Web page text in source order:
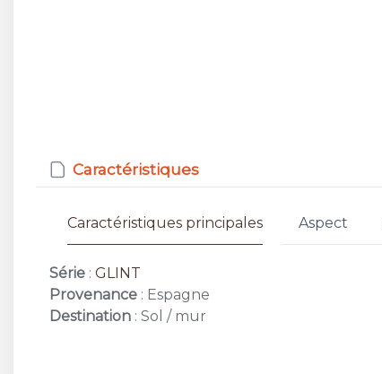
Caractéristiques
Caractéristiques principales Aspect
Série : GLINT
Provenance : Espagne
Destination : Sol / mur